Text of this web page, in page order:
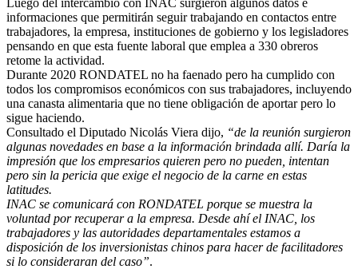
informaciones que permitirán seguir trabajando en contactos entre
trabajadores, la empresa, instituciones de gobierno y los legisladores
pensando en que esta fuente laboral que emplea a 330 obreros
retome la actividad.
Durante 2020 RONDATEL no ha faenado pero ha cumplido con
todos los compromisos económicos con sus trabajadores, incluyendo
una canasta alimentaria que no tiene obligación de aportar pero lo
sigue haciendo.
Consultado el Diputado Nicolás Viera dijo, “de la reunión surgieron
algunas novedades en base a la información brindada allí. Daría la
impresión que los empresarios quieren pero no pueden, intentan
pero sin la pericia que exige el negocio de la carne en estas
latitudes.
INAC se comunicará con RONDATEL porque se muestra la
voluntad por recuperar a la empresa. Desde ahí el INAC, los
trabajadores y las autoridades departamentales estamos a
disposición de los inversionistas chinos para hacer de facilitadores
si lo consideraran del caso”.